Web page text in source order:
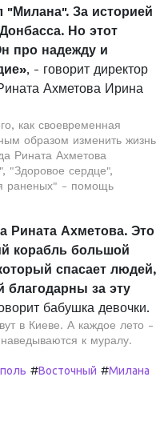
За историей
Но этот
про надежду и
, - говорит директор
Ахметова Ирина
как своевременная
образом изменить жизнь
Рината Ахметова
"Здоровое сердце",
раненых" - помощь
Рината Ахметова. Это
корабль большой
спасает людей,
за эту
бабушка девочки.
в Киеве. А каждое лето -
к муралу.
#Восточный #Милана